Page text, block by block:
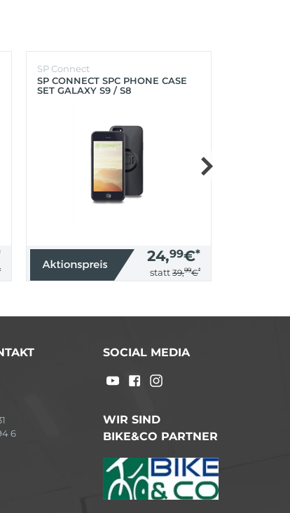
SP Connect
SP CONNECT SPC PHONE CASE
SET GALAXY S9 / S8
24,99€*
statt 39,99€*
6
SOCIAL MEDIA
WIR SIND
BIKE&CO PARTNER